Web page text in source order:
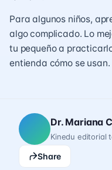
Para algunos niños,
algo complicado. Lo
tu pequeño a
entienda cómo se usan.
Dr. Mariana
Kinedu editorial
Share